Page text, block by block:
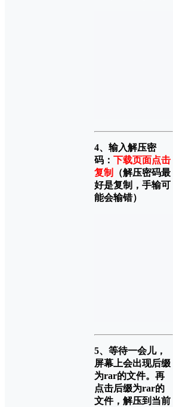
4、输入解压密
码： 下载页面点击
复制
（解压密码最
好是复制，手输可
能会输错）
5、等待一会儿，
屏幕上会出现后缀
为rar的文件。再
点击后缀为rar的
文件，解压到当前